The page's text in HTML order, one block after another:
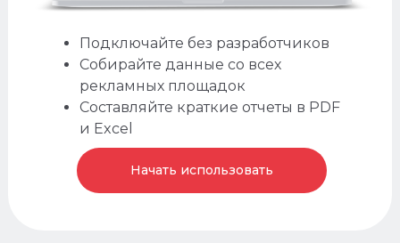
Подключайте без разработчиков
Собирайте данные со всех
рекламных площадок
Составляйте краткие отчеты в PDF
и Excel
Начать использовать
Анализируйте слова
и объявления
конкурентов